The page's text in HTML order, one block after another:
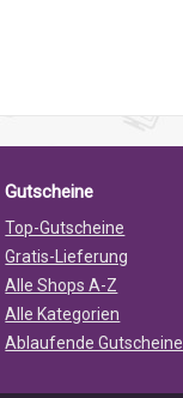
Gutscheine
Top-Gutscheine
Gratis-Lieferung
Alle Shops A-Z
Alle Kategorien
Ablaufende Gutscheine